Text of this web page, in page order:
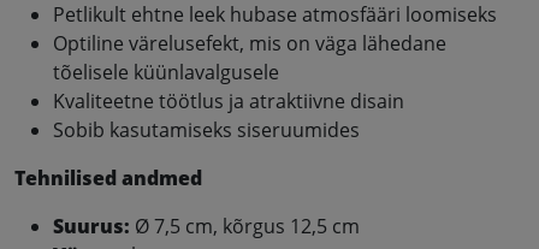
Petlikult ehtne leek hubase atmosfääri loomiseks
Optiline värelusefekt, mis on väga lähedane
tõelisele küünlavalgusele
Kvaliteetne töötlus ja atraktiivne disain
Sobib kasutamiseks siseruumides
Tehnilised andmed
Suurus: Ø 7,5 cm, kõrgus 12,5 cm